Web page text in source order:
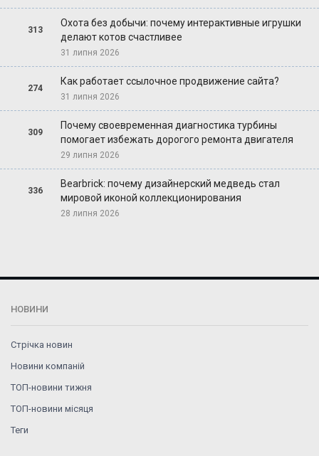
313
Охота без добычи: почему интерактивные игрушки
делают котов счастливее
31 липня 2026
274
Как работает ссылочное продвижение сайта?
31 липня 2026
309
Почему своевременная диагностика турбины
помогает избежать дорогого ремонта двигателя
29 липня 2026
336
Bearbrick: почему дизайнерский медведь стал
мировой иконой коллекционирования
28 липня 2026
НОВИНИ
Стрічка новин
Новини компаній
ТОП-новини тижня
ТОП-новини місяця
Теги